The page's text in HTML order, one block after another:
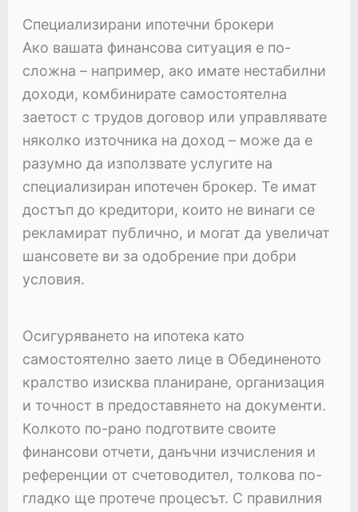
Специализирани ипотечни брокери
Ако вашата финансова ситуация е по-
сложна – например, ако имате нестабилни
доходи, комбинирате самостоятелна
заетост с трудов договор или управлявате
няколко източника на доход – може да е
разумно да използвате услугите на
специализиран ипотечен брокер. Те имат
достъп до кредитори, които не винаги се
рекламират публично, и могат да увеличат
шансовете ви за одобрение при добри
условия.
Осигуряването на ипотека като
самостоятелно заето лице в Обединеното
кралство изисква планиране, организация
и точност в предоставянето на документи.
Колкото по-рано подготвите своите
финансови отчети, данъчни изчисления и
референции от счетоводител, толкова по-
гладко ще протече процесът. С правилния